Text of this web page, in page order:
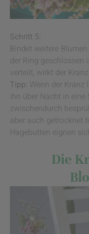
Schritt 5:
Bindet weitere
der Ring geschlossen
verteilt, wirkt der
Tipp: Wenn der Kranz
ihn über Nacht in
zwischendurch
aber auch getrocknet
Hagebutten eignen
Die